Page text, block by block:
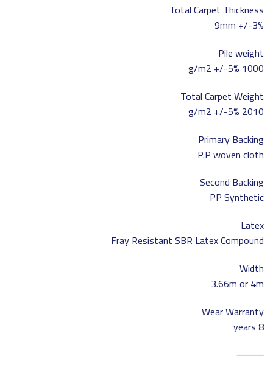
Total Carpet Thickness
9mm +/-3%
Pile weight
1000 g/m2 +/-5%
Total Carpet Weight
2010 g/m2 +/-5%
Primary Backing
P.P woven cloth
Second Backing
PP Synthetic
Latex
Fray Resistant SBR Latex Compound
Width
3.66m or 4m
Wear Warranty
8 years
⸻